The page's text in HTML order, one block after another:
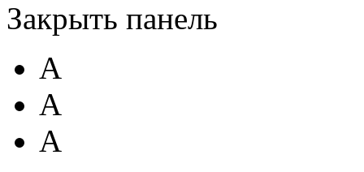
Закрыть панель
A
A
A